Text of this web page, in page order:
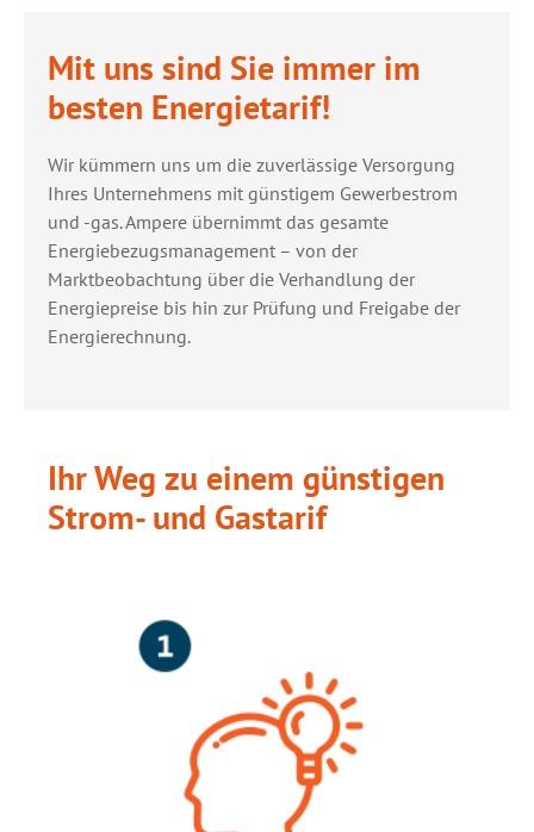
Mit uns sind Sie immer im
besten Energietarif!
Wir kümmern uns um die zuverlässige Versorgung
Ihres Unternehmens mit günstigem Gewerbestrom
und -gas. Ampere übernimmt das gesamte
Energiebezugsmanagement – von der
Marktbeobachtung über die Verhandlung der
Energiepreise bis hin zur Prüfung und Freigabe der
Energierechnung.
Ihr Weg zu einem günstigen
Strom- und Gastarif